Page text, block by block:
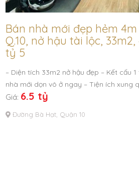
Bán nhà mới đẹp hẻm
Q.10, nở hậu tài lộc,
tỷ 5
– Diện tích 33m2 nở hậu đẹp – Kết cấu
nhà mới dọn vô ở ngay – Tiện ích xung
Giá: 6.5 tỷ
Đường Bà Hạt, Quận 10